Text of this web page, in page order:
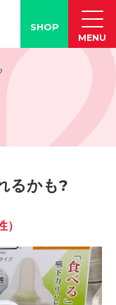
事例
肺炎の知識
肺炎とは
SHOP
MENU
るかも?